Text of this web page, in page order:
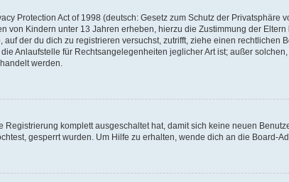
Protection Act of 1998 (deutsch: Gesetz zum Schutz der
von Kindern unter 13 Jahren erheben, hierzu die Zustimmung der
der du dich zu registrieren versuchst, zutrifft, ziehe einen
Anlaufstelle für Rechtsangelegenheiten jeglicher Art ist; außer
werden.
Registrierung komplett ausgeschaltet hat, damit sich keine neuen
gesperrt wurden. Um Hilfe zu erhalten, wende dich an die Board-